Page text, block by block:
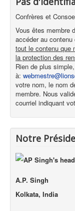
Confrères et
Vous êtes membre
accéder au
tout le contenu que
la protection des
Rien de plus
à:
votre nom, le nom
membre. Nous
courriel indiquant
Notre
A.P. Singh
Kolkata, India